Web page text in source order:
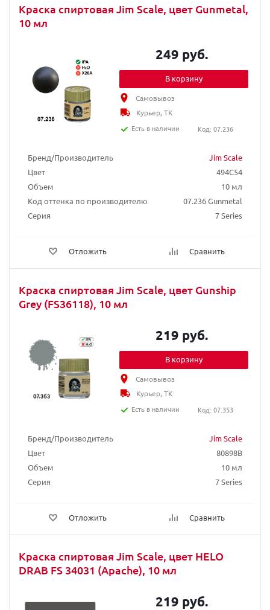
Краска спиртовая Jim Scale, цвет Gunmetal,
10 мл
Бренд/Производитель
Jim Scale
Цвет
494C54
Объем
10 мл
Код оттенка по производителю
07.236 Gunmetal
Серия
7 Series
Отложить Сравнить
249 руб.
В корзину
Самовывоз
Курьер, ТК
Есть в наличии
Код: 07.236
Краска спиртовая Jim Scale, цвет Gunship
Grey (FS36118), 10 мл
Бренд/Производитель
Jim Scale
Цвет
80898B
Объем
10 мл
Серия
7 Series
Отложить Сравнить
219 руб.
В корзину
Самовывоз
Курьер, ТК
Есть в наличии
Код: 07.353
Краска спиртовая Jim Scale, цвет HELO
DRAB FS 34031 (Apache), 10 мл
219 руб.